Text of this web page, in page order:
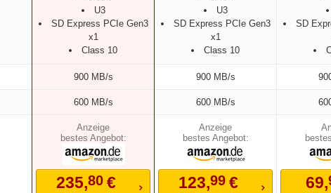
U3
SD Express PCIe Gen3
x1
Class 10
U3
SD Express PCIe Gen3
x1
Class 10
SD
900 MB/s 900 MB/s
600 MB/s 600 MB/s
bestes Angebot:
235,80 €
bestes Angebot:
123,99 € 69,